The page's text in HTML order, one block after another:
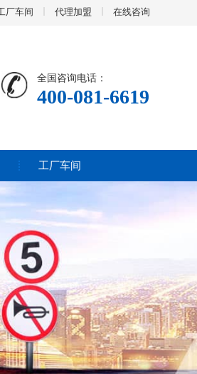
厂车间 代理加盟 在线咨询
全国咨询电话：
400-081-6619
工厂车间